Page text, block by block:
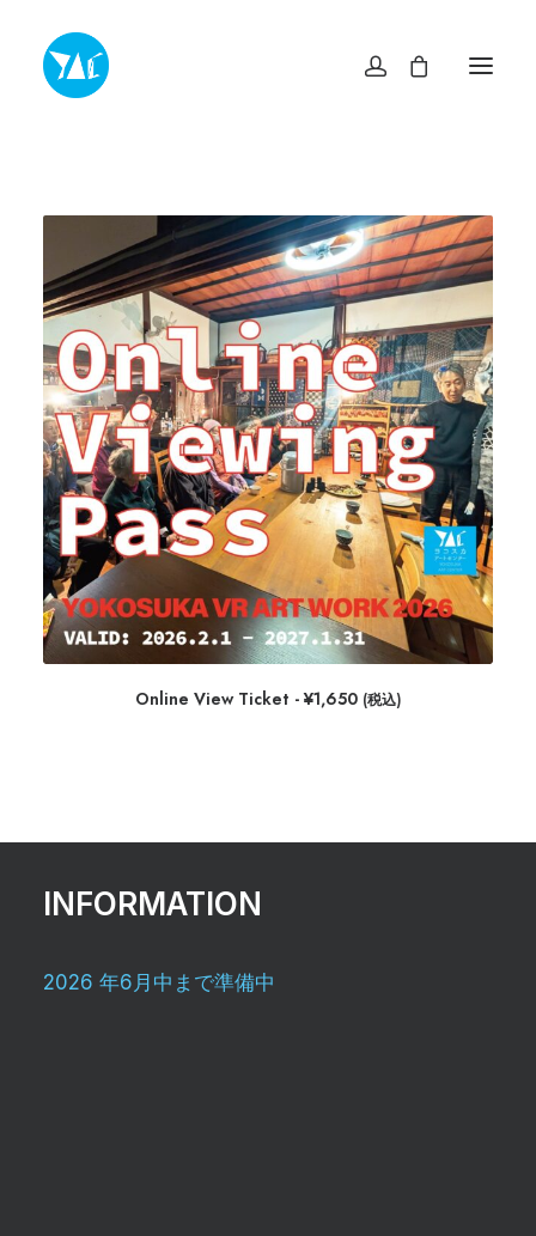
MUSEUM SHOP YAC
CONTACT
プライバシーポリシー
特定商取引法に基づく表記
ヨコスカアートセンター
info@yokosuka-ac.jp
046-876-9272
Online View Ticket ¥1,650 (税込)
INFORMATION
2026 年6月中まで準備中